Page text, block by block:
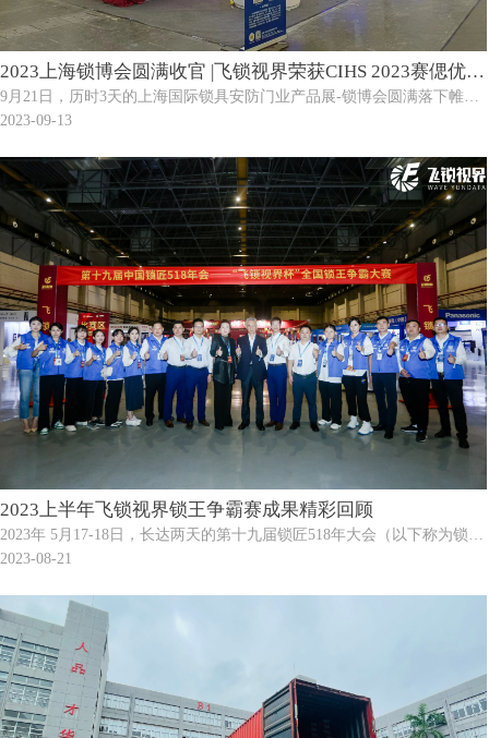
2023上海锁博会圆满收官 |飞锁视界荣获CIHS 2023赛偲优品
奖
9月21日，历时3天的上海国际锁具安防门业产品展-锁博会圆满落下帷
幕！本次展会提供了一个权威的发布平台，让各家最新的智能锁和安防
梁。值得高兴的是，飞锁视界智能锁芯荣获CIHS 2023赛偲优品奖，这是
业内权威机构对我司充分肯定和认可。
2023-09-13
2023上半年飞锁视界锁王争霸赛成果精彩回顾
2023年 5月17-18日，长达两天的第十九届锁匠518年大会（以下称为锁匠
大会）在浙江横店梦外滩酒店举办圆满成功。威富集团--飞锁视界作为总
观众好评。
2023-08-21